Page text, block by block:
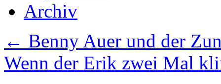
Archiv
← Benny Auer und der
Wenn der Erik zwei Mal